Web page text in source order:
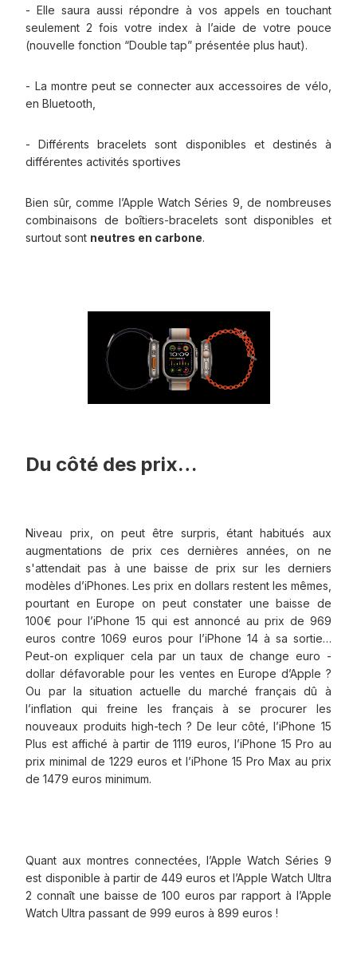
- Elle saura aussi répondre à vos appels en touchant
seulement 2 fois votre index à l’aide de votre pouce
(nouvelle fonction “Double tap” présentée plus haut).
- La montre peut se connecter aux accessoires de vélo,
en Bluetooth,
- Différents bracelets sont disponibles et destinés à
différentes activités sportives
Bien sûr, comme l’Apple Watch Séries 9, de nombreuses
combinaisons de boîtiers-bracelets sont disponibles et
surtout sont neutres en carbone.
Du côté des prix…
Niveau prix, on peut être surpris, étant habitués aux
augmentations de prix ces dernières années, on ne
s'attendait pas à une baisse de prix sur les derniers
modèles d’iPhones. Les prix en dollars restent les mêmes,
pourtant en Europe on peut constater une baisse de
100€ pour l’iPhone 15 qui est annoncé au prix de 969
euros contre 1069 euros pour l’iPhone 14 à sa sortie…
Peut-on expliquer cela par un taux de change euro -
dollar défavorable pour les ventes en Europe d’Apple ?
Ou par la situation actuelle du marché français dû à
l’inflation qui freine les français à se procurer les
nouveaux produits high-tech ? De leur côté, l’iPhone 15
Plus est affiché à partir de 1119 euros, l’iPhone 15 Pro au
prix minimal de 1229 euros et l’iPhone 15 Pro Max au prix
de 1479 euros minimum.
Quant aux montres connectées, l’Apple Watch Séries 9
est disponible à partir de 449 euros et l’Apple Watch Ultra
2 connaît une baisse de 100 euros par rapport à l’Apple
Watch Ultra passant de 999 euros à 899 euros !